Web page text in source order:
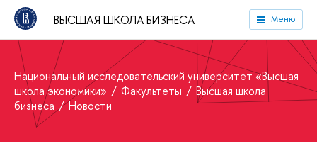
ВЫСШАЯ ШКОЛА БИЗНЕСА Меню
Национальный исследовательский университет «Высшая
школа экономики»
Факультеты
Высшая школа
бизнеса
Новости